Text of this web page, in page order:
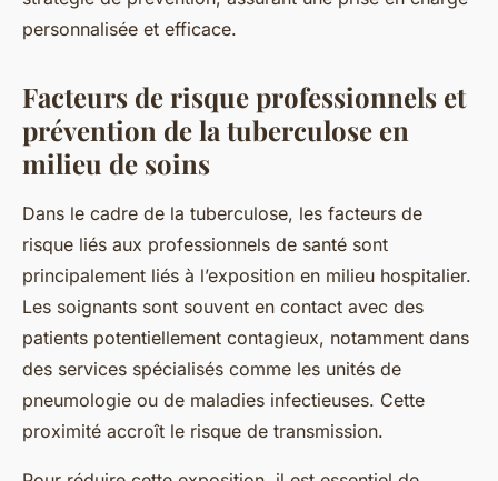
personnalisée et efficace.
Facteurs de risque professionnels et
prévention de la tuberculose en
milieu de soins
Dans le cadre de la tuberculose, les facteurs de
risque liés aux professionnels de santé sont
principalement liés à l’exposition en milieu hospitalier.
Les soignants sont souvent en contact avec des
patients potentiellement contagieux, notamment dans
des services spécialisés comme les unités de
pneumologie ou de maladies infectieuses. Cette
proximité accroît le risque de transmission.